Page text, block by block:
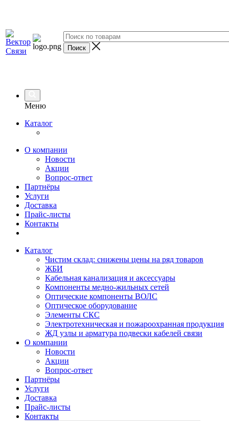
Меню
Каталог
О компании
Новости
Акции
Вопрос-ответ
Партнёры
Услуги
Доставка
Прайс-листы
Контакты
Каталог
Чистим склад: снижены цены на ряд товаров
ЖБИ
Кабельная канализация и аксессуары
Компоненты медно-жильных сетей
Оптические компоненты ВОЛС
Оптическое оборудование
Элементы СКС
Электротехническая и пожароохранная продукция
ЖД узлы и арматура подвески кабелей связи
О компании
Новости
Акции
Вопрос-ответ
Партнёры
Услуги
Доставка
Прайс-листы
Контакты